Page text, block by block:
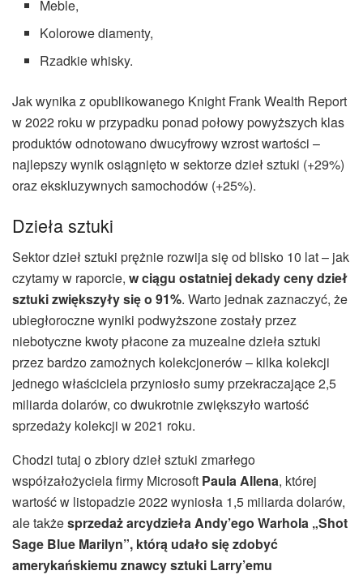
Meble,
Kolorowe diamenty,
Rzadkie whisky.
Jak wynika z opublikowanego Knight Frank Wealth Report
w 2022 roku w przypadku ponad połowy powyższych klas
produktów odnotowano dwucyfrowy wzrost wartości –
najlepszy wynik osiągnięto w sektorze dzieł sztuki (+29%)
oraz ekskluzywnych samochodów (+25%).
Dzieła sztuki
Sektor dzieł sztuki prężnie rozwija się od blisko 10 lat – jak
czytamy w raporcie, w ciągu ostatniej dekady ceny dzieł
sztuki zwiększyły się o 91%. Warto jednak zaznaczyć, że
ubiegłoroczne wyniki podwyższone zostały przez
niebotyczne kwoty płacone za muzealne dzieła sztuki
przez bardzo zamożnych kolekcjonerów – kilka kolekcji
jednego właściciela przyniosło sumy przekraczające 2,5
miliarda dolarów, co dwukrotnie zwiększyło wartość
sprzedaży kolekcji w 2021 roku.
Chodzi tutaj o zbiory dzieł sztuki zmarłego
współzałożyciela firmy Microsoft Paula Allena, której
wartość w listopadzie 2022 wyniosła 1,5 miliarda dolarów,
ale takżesprzedaż arcydzieła Andy’ego Warhola „Shot
Sage Blue Marilyn”, którą udało się zdobyć
amerykańskiemu znawcy sztuki Larry’emu